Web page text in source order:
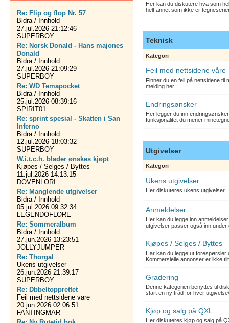
Re: Flip og flop Nr. 57
Bidra / Innhold
27.jul.2026 21:12:46
SUPERBOY
Re: Norsk Donald - Hans majones
Donald
Bidra / Innhold
27.jul.2026 21:09:29
SUPERBOY
Re: WD Temapocket
Bidra / Innhold
25.jul.2026 08:39:16
SPIRIT01
Re: sprint spesial - Skatten i San
Inferno
Bidra / Innhold
12.jul.2026 18:03:32
SUPERBOY
W.i.t.c.h. blader ønskes kjøpt
Kjøpes / Selges / Byttes
11.jul.2026 14:13:15
DOVENLORI
Re: Manglende utgivelser
Bidra / Innhold
05.jul.2026 09:32:34
LEGENDOFLORE
Re: Sommeralbum
Bidra / Innhold
27.jun.2026 13:23:51
JOLLYJUMPER
Re: Thorgal
Ukens utgivelser
26.jun.2026 21:39:17
SUPERBOY
Re: Dbbeltopprettet
Feil med nettsidene våre
20.jun.2026 02:06:51
FANTINGMAR
Her kan du diskutere hva som
helt annet som ikke er
Teknisk
Kategori
Feil med nettsidene våre
Finner du en feil på nettsidene til
melding her.
Endringsønsker
Her legger du inn
funksjonalitet du mener
Utgivelser
Kategori
Ukens utgivelser
Her diskuteres ukens utgivelser
Anmeldelser
Her kan du legge inn
utgivelser passer også inn under
Kjøpes / Selges / Byttes
Har kan du legge ut forespørsler
Kommersielle annonser er ikke
Gradering
Denne kategorien benyttes til
start en ny tråd for hver
Kjøp og salg på QXL
Her diskuteres kjøp og salg på